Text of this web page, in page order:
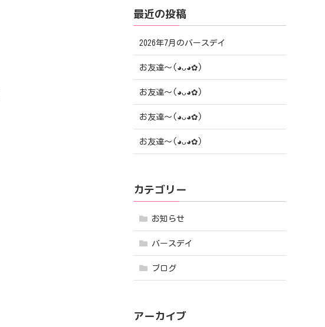
最近の投稿
2026年7月のバースデイ
お友達〜(⁠◕⁠ᴗ⁠◕⁠✿⁠)
お友達〜(⁠◕⁠ᴗ⁠◕⁠✿⁠)
お友達〜(⁠◕⁠ᴗ⁠◕⁠✿⁠)
お友達〜(⁠◕⁠ᴗ⁠◕⁠✿⁠)
カテゴリー
お知らせ
バースデイ
ブログ
アーカイブ